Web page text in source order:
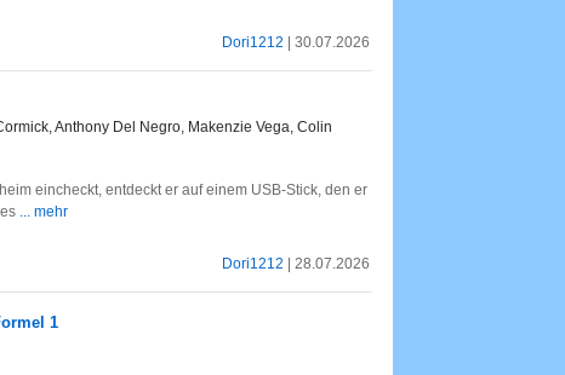
Dori1212 | 30.07.2026
Anthony Del Negro, Makenzie Vega, Colin
eincheckt, entdeckt er auf einem USB-Stick, den er
... mehr
Dori1212 | 28.07.2026
1